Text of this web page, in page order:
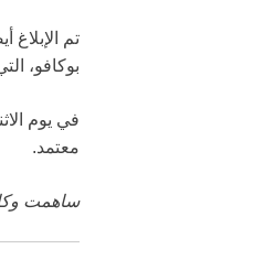
تم
بوكافو،
في يوم
معتمد.
ساهمت